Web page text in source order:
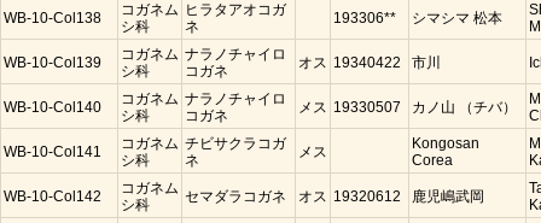
WB-10-Col138
コガネム
シ科
ヒラタアオコガ
ネ
193306** シマシマ 松本
WB-10-Col139
コガネム
シ科
ナラノチャイロ
コガネ
オス 19340422 市川
WB-10-Col140
コガネム
シ科
ナラノチャイロ
コガネ
メス 19330507 カノ山 （チバ）
WB-10-Col141
コガネム
シ科
チビサクラコガ
ネ
メス
Kongosan
Corea
WB-10-Col142
コガネム
シ科
セマダラコガネ オス 19320612 鹿児嶋武岡